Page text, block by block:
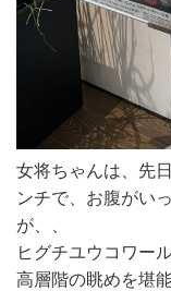
女将ちゃんは、先
ンチで、お腹がい
が、、
ヒグチユウコワー
高層階の眺めを堪